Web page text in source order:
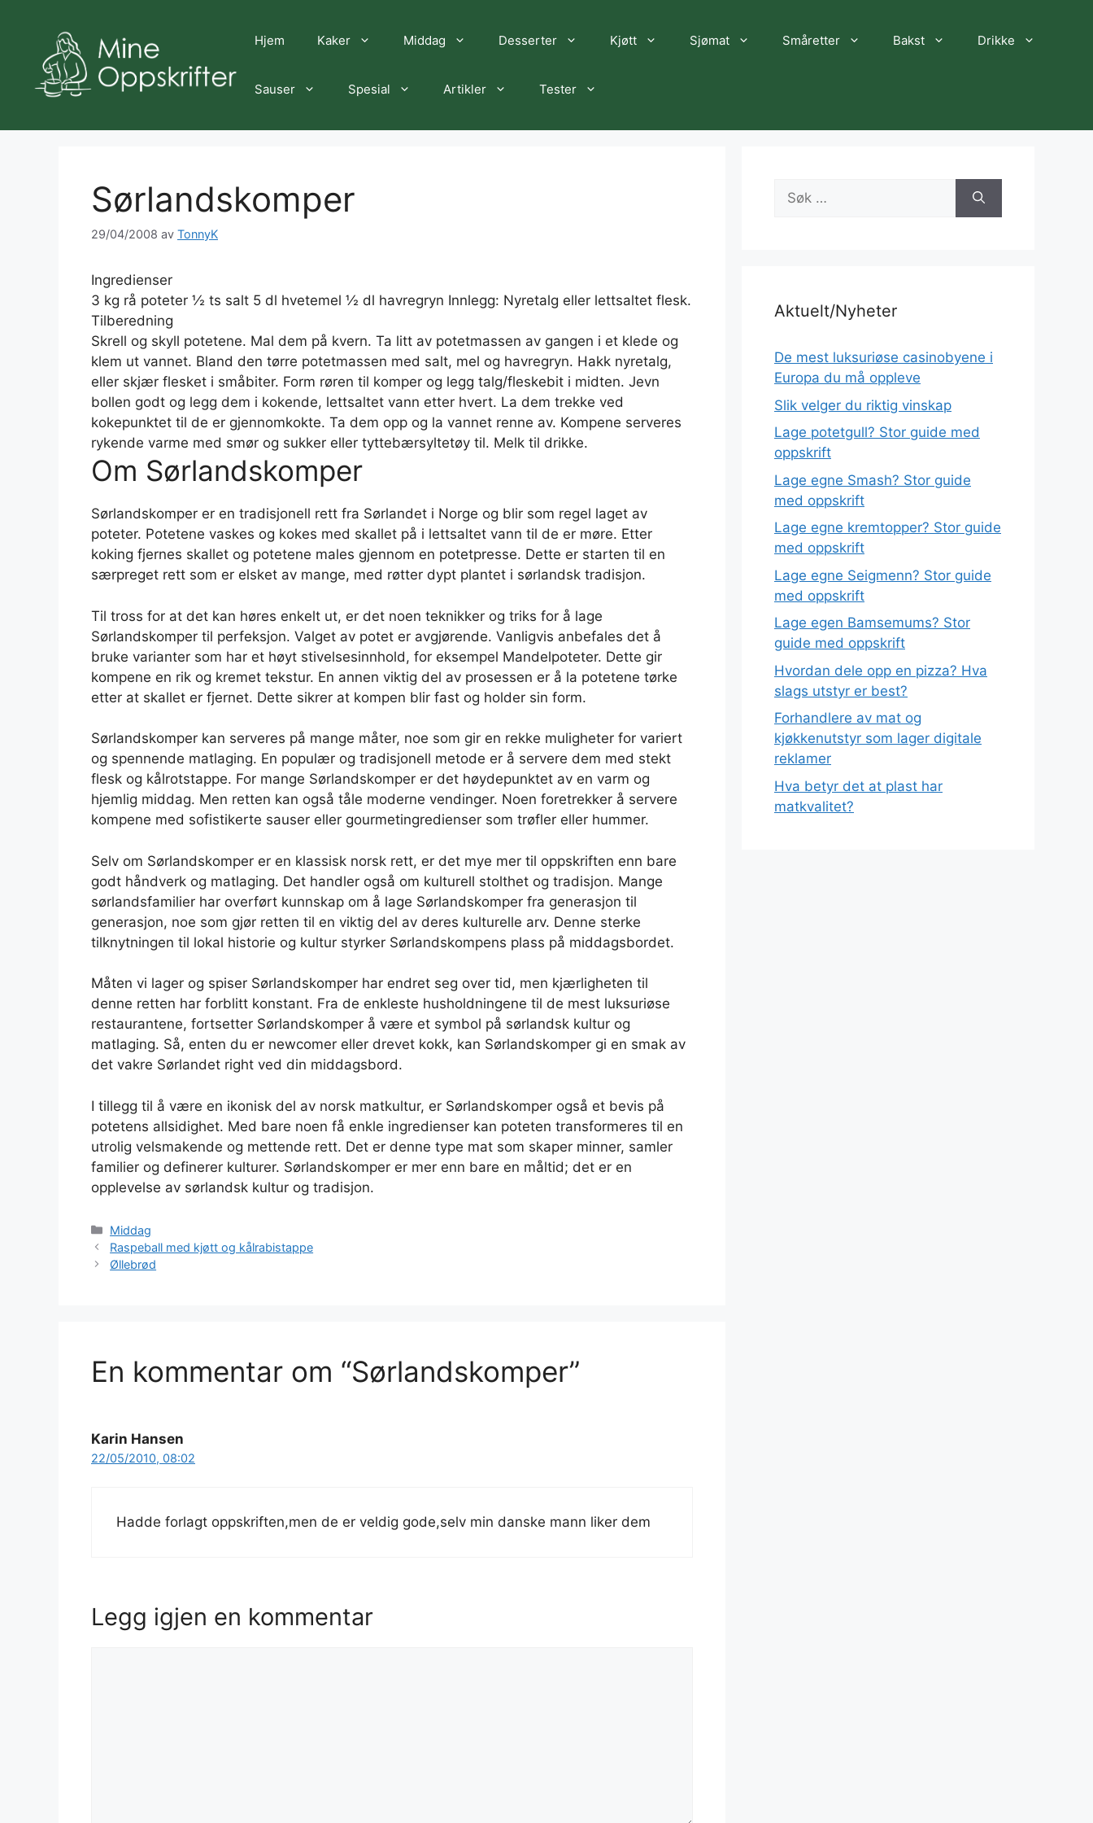
Hjem Kaker Middag Desserter Kjøtt Sjømat Småretter Bakst Drikke
Sauser Spesial Artikler Tester
Sørlandskomper
29/04/2008 av TonnyK
Ingredienser
3 kg rå poteter ½ ts salt 5 dl hvetemel ½ dl havregryn Innlegg: Nyretalg eller lettsaltet flesk.
Tilberedning
Skrell og skyll potetene. Mal dem på kvern. Ta litt av potetmassen av gangen i et klede og
klem ut vannet. Bland den tørre potetmassen med salt, mel og havregryn. Hakk nyretalg,
eller skjær flesket i småbiter. Form røren til komper og legg talg/fleskebit i midten. Jevn
bollen godt og legg dem i kokende, lettsaltet vann etter hvert. La dem trekke ved
kokepunktet til de er gjennomkokte. Ta dem opp og la vannet renne av. Kompene serveres
rykende varme med smør og sukker eller tyttebærsyltetøy til. Melk til drikke.
Om Sørlandskomper
Sørlandskomper er en tradisjonell rett fra Sørlandet i Norge og blir som regel laget av
poteter. Potetene vaskes og kokes med skallet på i lettsaltet vann til de er møre. Etter
koking fjernes skallet og potetene males gjennom en potetpresse. Dette er starten til en
særpreget rett som er elsket av mange, med røtter dypt plantet i sørlandsk tradisjon.
Til tross for at det kan høres enkelt ut, er det noen teknikker og triks for å lage
Sørlandskomper til perfeksjon. Valget av potet er avgjørende. Vanligvis anbefales det å
bruke varianter som har et høyt stivelsesinnhold, for eksempel Mandelpoteter. Dette gir
kompene en rik og kremet tekstur. En annen viktig del av prosessen er å la potetene tørke
etter at skallet er fjernet. Dette sikrer at kompen blir fast og holder sin form.
Sørlandskomper kan serveres på mange måter, noe som gir en rekke muligheter for variert
og spennende matlaging. En populær og tradisjonell metode er å servere dem med stekt
flesk og kålrotstappe. For mange Sørlandskomper er det høydepunktet av en varm og
hjemlig middag. Men retten kan også tåle moderne vendinger. Noen foretrekker å servere
kompene med sofistikerte sauser eller gourmetingredienser som trøfler eller hummer.
Selv om Sørlandskomper er en klassisk norsk rett, er det mye mer til oppskriften enn bare
godt håndverk og matlaging. Det handler også om kulturell stolthet og tradisjon. Mange
sørlandsfamilier har overført kunnskap om å lage Sørlandskomper fra generasjon til
generasjon, noe som gjør retten til en viktig del av deres kulturelle arv. Denne sterke
tilknytningen til lokal historie og kultur styrker Sørlandskompens plass på middagsbordet.
Måten vi lager og spiser Sørlandskomper har endret seg over tid, men kjærligheten til
denne retten har forblitt konstant. Fra de enkleste husholdningene til de mest luksuriøse
restaurantene, fortsetter Sørlandskomper å være et symbol på sørlandsk kultur og
matlaging. Så, enten du er newcomer eller drevet kokk, kan Sørlandskomper gi en smak av
det vakre Sørlandet right ved din middagsbord.
I tillegg til å være en ikonisk del av norsk matkultur, er Sørlandskomper også et bevis på
potetens allsidighet. Med bare noen få enkle ingredienser kan poteten transformeres til en
utrolig velsmakende og mettende rett. Det er denne type mat som skaper minner, samler
familier og definerer kulturer. Sørlandskomper er mer enn bare en måltid; det er en
opplevelse av sørlandsk kultur og tradisjon.
Kategorier
Middag
Raspeball med kjøtt og kålrabistappe
Øllebrød
En kommentar om “Sørlandskomper”
Karin Hansen
22/05/2010, 08:02
Hadde forlagt oppskriften,men de er veldig gode,selv min danske mann liker dem
Legg igjen en kommentar
Søk
etter:
Aktuelt/Nyheter
De mest luksuriøse casinobyene i
Europa du må oppleve
Slik velger du riktig vinskap
Lage potetgull? Stor guide med
oppskrift
Lage egne Smash? Stor guide
med oppskrift
Lage egne kremtopper? Stor guide
med oppskrift
Lage egne Seigmenn? Stor guide
med oppskrift
Lage egen Bamsemums? Stor
guide med oppskrift
Hvordan dele opp en pizza? Hva
slags utstyr er best?
Forhandlere av mat og
kjøkkenutstyr som lager digitale
reklamer
Hva betyr det at plast har
matkvalitet?